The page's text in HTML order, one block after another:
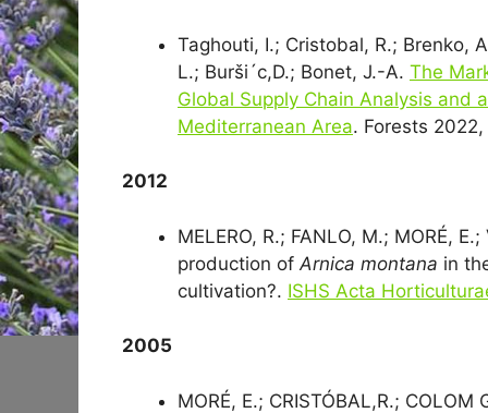
Taghouti, I.; Cristobal, R.; Brenko,
L.; Burši´c,D.; Bonet, J.-A. The
Global Supply Chain Analysis and
Mediterranean Area. Forests
2012
MELERO, R.; FANLO, M.; MORÉ,
production of Arnica montana in
cultivation?. ISHS Acta
2005
MORÉ, E.; CRISTÓBAL,R.;